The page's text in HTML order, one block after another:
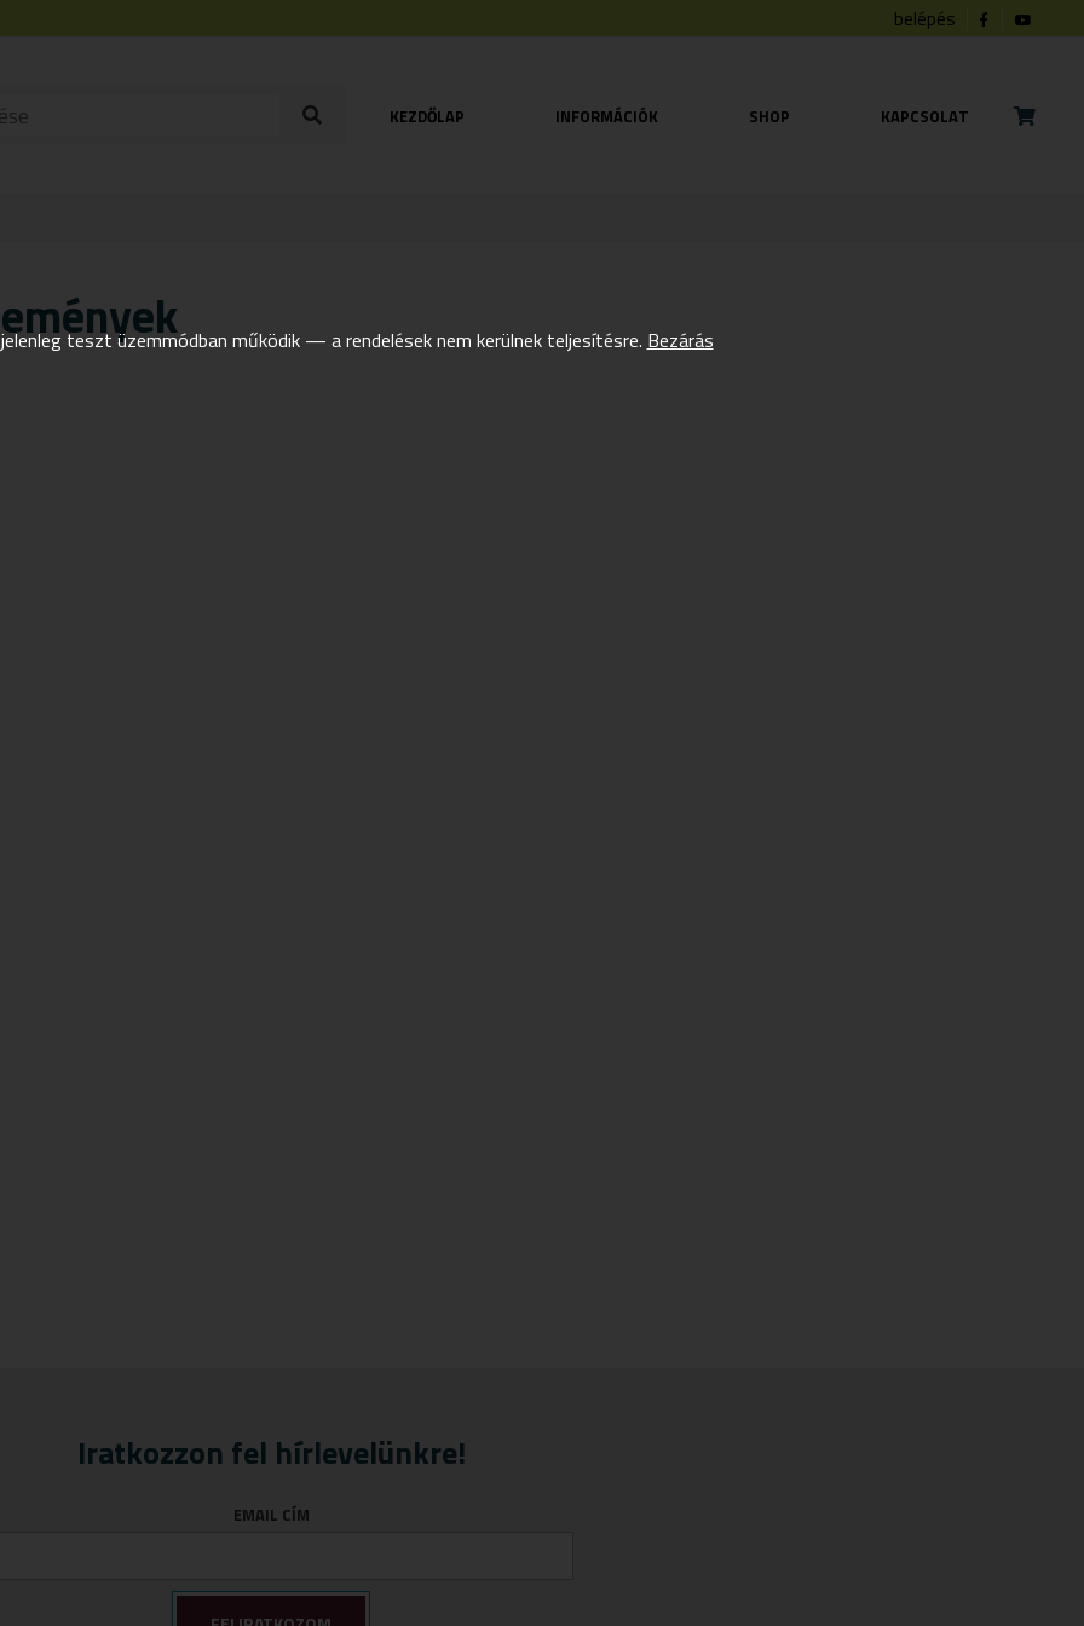
belépés
KEZDŐLAP INFORMÁCIÓK SHOP KAPCSOLAT
Iratkozzon fel hírlevelünkre!
EMAIL CÍM
teszt üzemmódban működik — a rendelések nem kerülnek teljesítésre. Bezárás